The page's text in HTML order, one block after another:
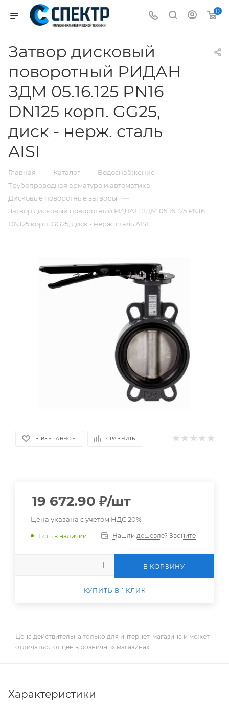
0
Затвор дисковый
поворотный РИДАН
ЗДМ 05.16.125 PN16
DN125 корп. GG25,
диск - нерж. сталь
AISI
Главная — Каталог — Водоснабжение —
Трубопроводная арматура и автоматика —
Дисковые поворотные затворы —
Затвор дисковый поворотный РИДАН ЗДМ 05.16.125 PN16
DN125 корп. GG25, диск - нерж. сталь AISI
В ИЗБРАННОЕ СРАВНИТЬ
19 672.90 ₽/шт
Цена указана с учетом НДС 20%
Есть в наличии Нашли дешевле? Звоните
В КОРЗИНУ
КУПИТЬ В 1 КЛИК
Цена действительна только для интернет-магазина и может
отличаться от цен в розничных магазинах
Характеристики